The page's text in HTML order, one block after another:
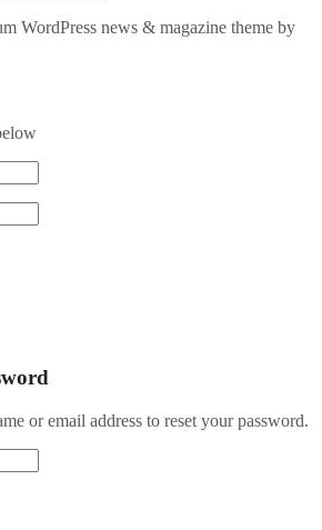
WordPress news & magazine theme by
or email address to reset your password.